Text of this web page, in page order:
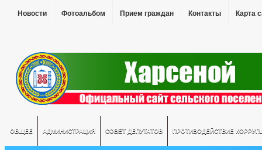
Новости Фотоальбом Прием граждан Контакты Карта
ОБЩЕЕ АДМИНИСТРАЦИЯ СОВЕТ ДЕПУТАТОВ ПРОТИВОДЕЙСТВИЕ